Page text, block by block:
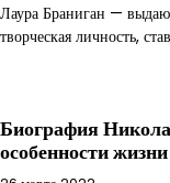
Лаура Браниган —
творческая личность,
Биография
особенности